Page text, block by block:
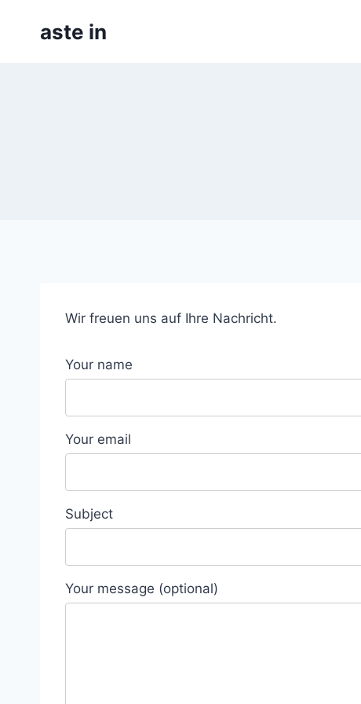
aste in
Wir freuen uns auf Ihre Nachricht.
Your name
Your email
Subject
Your message (optional)